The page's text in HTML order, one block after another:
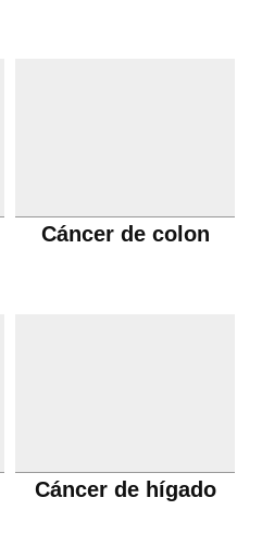
Cáncer de colon
Cáncer de hígado